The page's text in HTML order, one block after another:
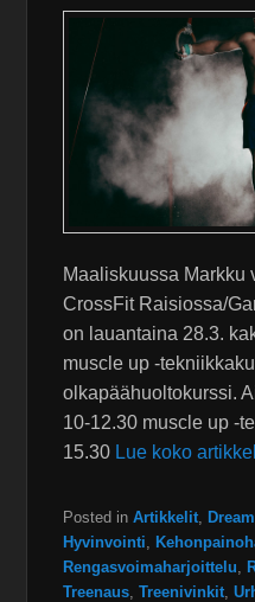
Maaliskuussa Markku
CrossFit Raisiossa/
on lauantaina 28.3.
muscle up -
olkapäähuoltokurssi.
10-12.30 muscle up -
15.30 Lue koko
Posted in Artikkelit,
Hyvinvointi,
Rengasvoimaharjoittelu,
Treenaus,Treenivinkit,